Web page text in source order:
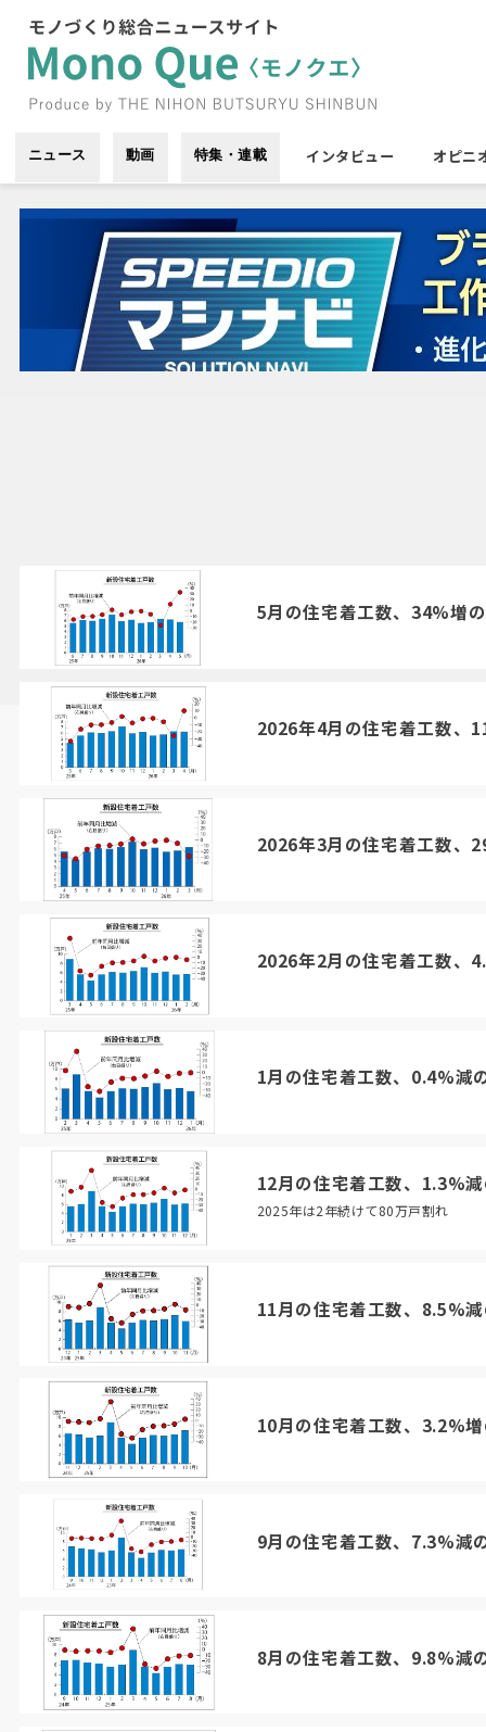
ニュース 動画 特集・連載 インタビュー オピニ
5月の住宅着工数、34%増
2026年4月の住宅着工数、
2026年3月の住宅着工数、
2026年2月の住宅着工数、
1月の住宅着工数、0.4%減
12月の住宅着工数、1.3%
2025年は2年続けて80万戸割れ
11月の住宅着工数、8.5%
10月の住宅着工数、3.2%
9月の住宅着工数、7.3%減
8月の住宅着工数、9.8%減